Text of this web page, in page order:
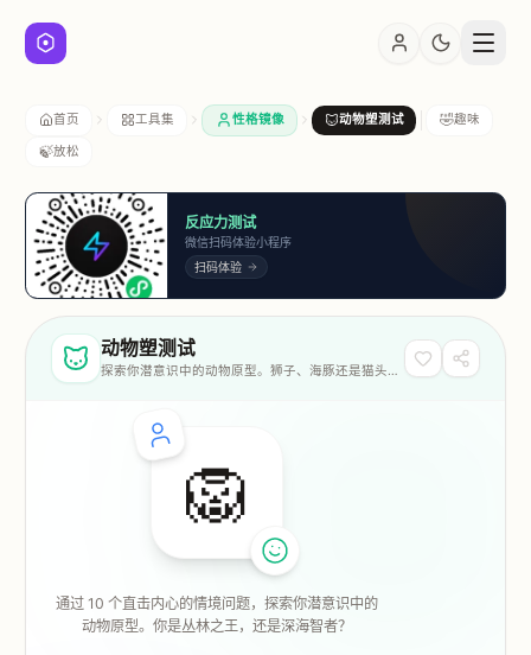
首页 工具集 性格镜像 动物塑测试 🤣趣味
🍃放松
反应力测试
微信扫码体验小程序
扫码体验
动物塑测试
探索你潜意识中的动物原型。狮子、海豚还是猫头
🦁
通过 10 个直击内心的情境问题，探索你潜意识中的
动物原型。你是丛林之王，还是深海智者？